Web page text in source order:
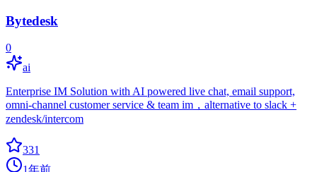
Bytedesk
0
ai
Enterprise IM Solution with AI powered live chat, email support,
omni-channel customer service & team im，alternative to slack +
zendesk/intercom
331